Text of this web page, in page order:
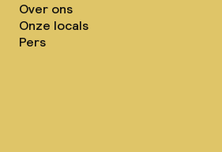
Over ons
Onze locals
Pers